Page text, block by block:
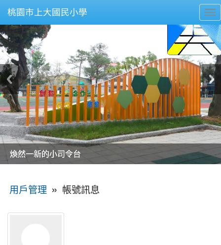
桃園市上大國民小學
美麗的操場是我們活力的來源
美麗的操場是我們活力的來源
煥然一新的小司令台
煥然一新的小司令台
富含桃園埤塘田園風光意象的中廊
富含桃園埤塘田園風光意象的中廊
嶄新的中庭廣場
嶄新的中庭廣場
水生池生生不息
水生池生生不息
用戶管理 » 帳號訊息